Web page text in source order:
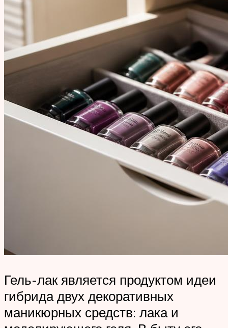
Гель-лак является продуктом идеи
гибрида двух декоративных
маникюрных средств: лака и